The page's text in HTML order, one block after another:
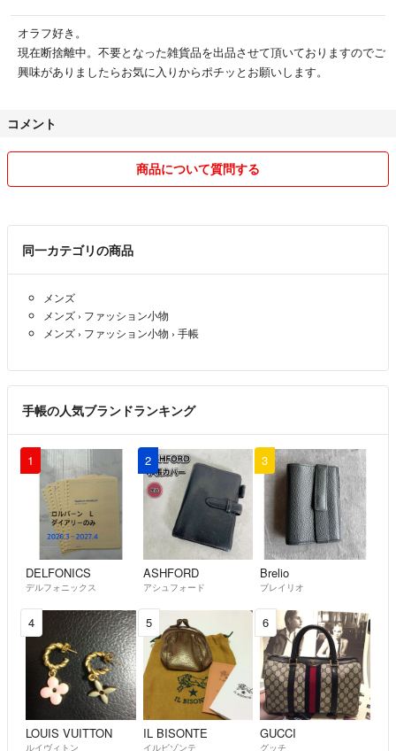
オラフ好き。
現在断捨離中。不要となった雑貨品を出品させて頂いておりますのでご
興味がありましたらお気に入りからポチッとお願いします。
コメント
商品について質問する
同一カテゴリの商品
メンズ
メンズ › ファッション小物
メンズ › ファッション小物 › 手帳
手帳の人気ブランドランキング
1
DELFONICS
デルフォニックス
2
ASHFORD
アシュフォード
3
Brelio
ブレイリオ
4
LOUIS VUITTON
ルイヴィトン
5
IL BISONTE
イルビゾンテ
6
GUCCI
グッチ